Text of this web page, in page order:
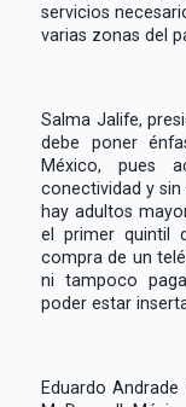
servicios
varias zonas del
Salma Jalife,
debe poner
México, pues
conectividad y
hay adultos
el primer quintil
compra de un
ni tampoco
poder estar
Eduardo